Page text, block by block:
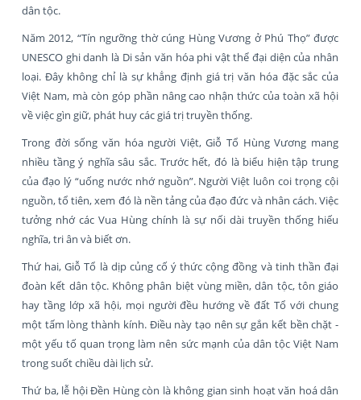
dân tộc.
Năm 2012, “Tín ngưỡng thờ cúng Hùng Vương ở Phú Thọ” được
UNESCO ghi danh là Di sản văn hóa phi vật thể đại diện của nhân
loại. Đây không chỉ là sự khẳng định giá trị văn hóa đặc sắc của
Việt Nam, mà còn góp phần nâng cao nhận thức của toàn xã hội
về việc gìn giữ, phát huy các giá trị truyền thống.
Trong đời sống văn hóa người Việt, Giỗ Tổ Hùng Vương mang
nhiều tầng ý nghĩa sâu sắc. Trước hết, đó là biểu hiện tập trung
của đạo lý “uống nước nhớ nguồn”. Người Việt luôn coi trọng cội
nguồn, tổ tiên, xem đó là nền tảng của đạo đức và nhân cách. Việc
tưởng nhớ các Vua Hùng chính là sự nối dài truyền thống hiếu
nghĩa, tri ân và biết ơn.
Thứ hai, Giỗ Tổ là dịp củng cố ý thức cộng đồng và tinh thần đại
đoàn kết dân tộc. Không phân biệt vùng miền, dân tộc, tôn giáo
hay tầng lớp xã hội, mọi người đều hướng về đất Tổ với chung
một tấm lòng thành kính. Điều này tạo nên sự gắn kết bền chặt -
một yếu tố quan trọng làm nên sức mạnh của dân tộc Việt Nam
trong suốt chiều dài lịch sử.
Thứ ba, lễ hội Đền Hùng còn là không gian sinh hoạt văn hoá dân